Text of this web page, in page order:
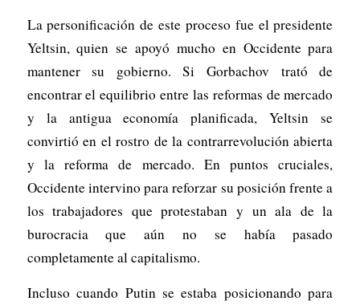
La personificación de este proceso fue el presidente
Yeltsin, quien se apoyó mucho en Occidente para
mantener su gobierno. Si Gorbachov trató de
encontrar el equilibrio entre las reformas de mercado
y la antigua economía planificada, Yeltsin se
convirtió en el rostro de la contrarrevolución abierta
y la reforma de mercado. En puntos cruciales,
Occidente intervino para reforzar su posición frente a
los trabajadores que protestaban y un ala de la
burocracia que aún no se había pasado
completamente al capitalismo.
Incluso cuando Putin se estaba posicionando para